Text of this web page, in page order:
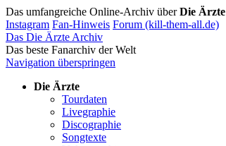
Das umfangreiche Online-Archiv überDie Ärzte
Instagram Fan-Hinweis Forum (kill-them-all.de)
Das Die Ärzte Archiv
Das beste Fanarchiv der Welt
Navigation überspringen
Die Ärzte
Tourdaten
Livegraphie
Discographie
Songtexte